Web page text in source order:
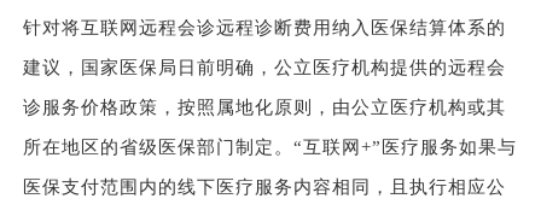
针对将互联网远程会诊远程诊断费用纳入医保结算体系的
建议，国家医保局日前明确，公立医疗机构提供的远程会
诊服务价格政策，按照属地化原则，由公立医疗机构或其
所在地区的省级医保部门制定。“互联网+”医疗服务如果与
医保支付范围内的线下医疗服务内容相同，且执行相应公